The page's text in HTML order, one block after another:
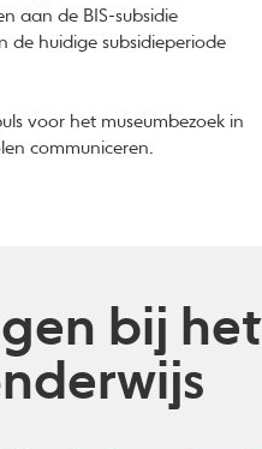
aan de BIS-subsidie
huidige subsidieperiode
voor het museumbezoek in
communiceren.
bij het